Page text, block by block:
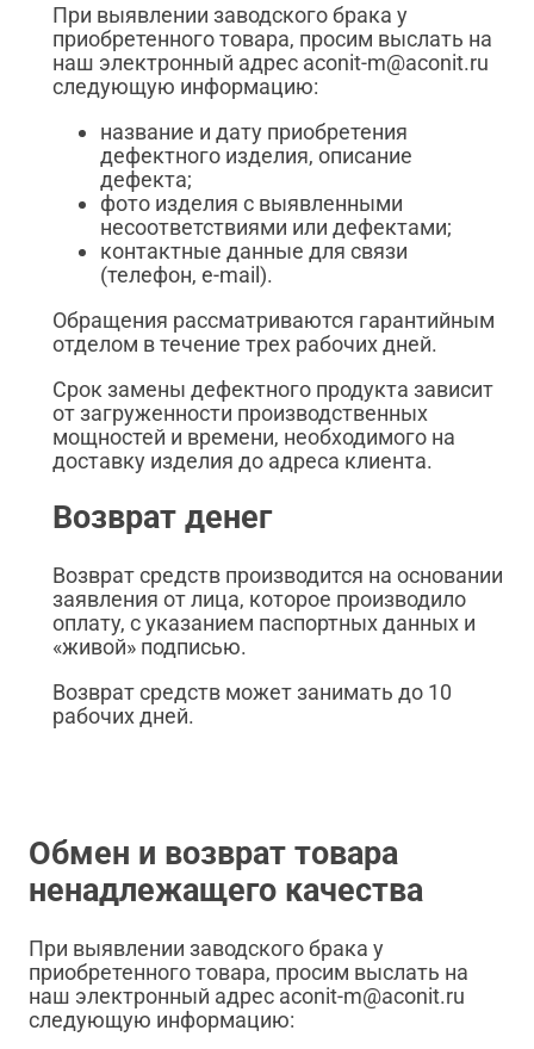
При выявлении заводского брака у
приобретенного товара, просим выслать на
наш электронный адрес aconit-m@aconit.ru
следующую информацию:
название и дату приобретения
дефектного изделия, описание
дефекта;
фото изделия с выявленными
несоответствиями или дефектами;
контактные данные для связи
(телефон, e-mail).
Обращения рассматриваются гарантийным
отделом в течение трех рабочих дней.
Срок замены дефектного продукта зависит
от загруженности производственных
мощностей и времени, необходимого на
доставку изделия до адреса клиента.
Возврат денег
Возврат средств производится на основании
заявления от лица, которое производило
оплату, с указанием паспортных данных и
«живой» подписью.
Возврат средств может занимать до 10
рабочих дней.
Обмен и возврат товара
ненадлежащего качества
При выявлении заводского брака у
приобретенного товара, просим выслать на
наш электронный адрес aconit-m@aconit.ru
следующую информацию: